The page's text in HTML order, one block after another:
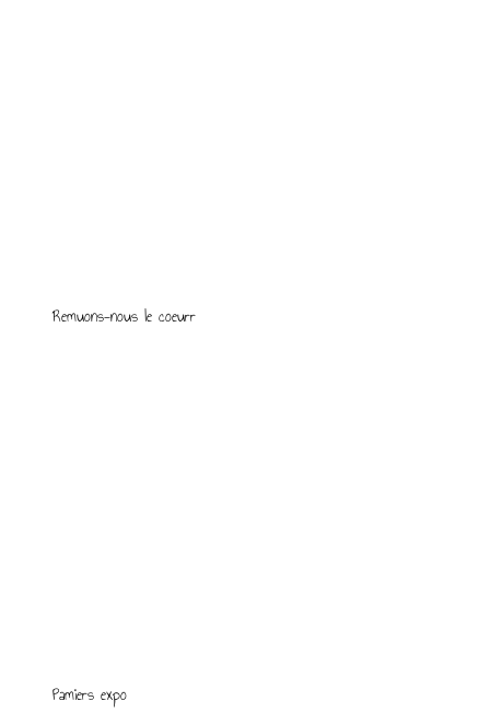
Remuons-nous le coeurr
Pamiers expo